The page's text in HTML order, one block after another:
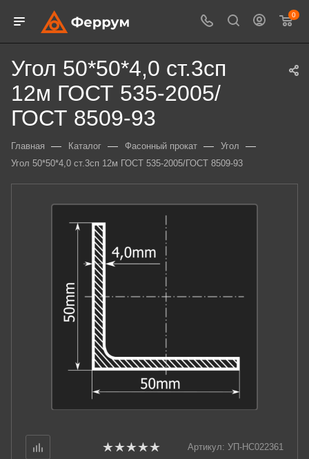
0
Угол 50*50*4,0 ст.3сп
12м ГОСТ 535-2005/
ГОСТ 8509-93
Главная — Каталог — Фасонный прокат — Угол —
Угол 50*50*4,0 ст.3сп 12м ГОСТ 535-2005/ГОСТ 8509-93
Артикул: УП-НС022361